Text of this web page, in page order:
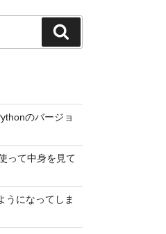
索
のバージョ
って中身を見て
うになってしま